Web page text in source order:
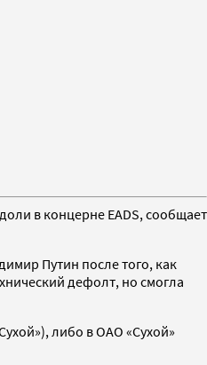
в концерне EADS, сообщает
Путин после того, как
дефолт, но смогла
либо в ОАО «Сухой»